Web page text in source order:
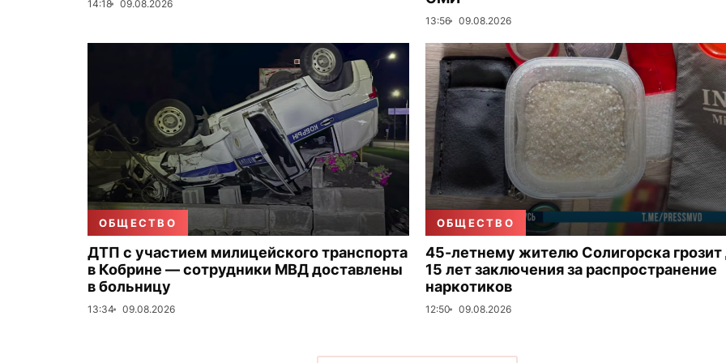
14:18 09.08.2026
13:56 09.08.2026
ОБЩЕСТВО
ДТП с участием милицейского транспорта
в Кобрине — сотрудники МВД доставлены
в больницу
13:34 09.08.2026
ОБЩЕСТВО
45-летнему жителю Солигорска грозит
15 лет заключения за распространение
наркотиков
12:50 09.08.2026